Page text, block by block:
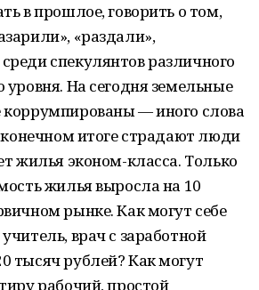
в прошлое, говорить о том,
«раздали»,
спекулянтов различного
уровня. На сегодня земельные
— иного слова
конечном итоге страдают люди
жилья эконом-класса. Только
жилья выросла на 10
рынке. Как могут себе
врач с заработной
тысяч рублей? Как могут
рабочий, простой